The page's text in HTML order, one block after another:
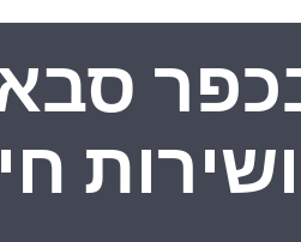
סבא